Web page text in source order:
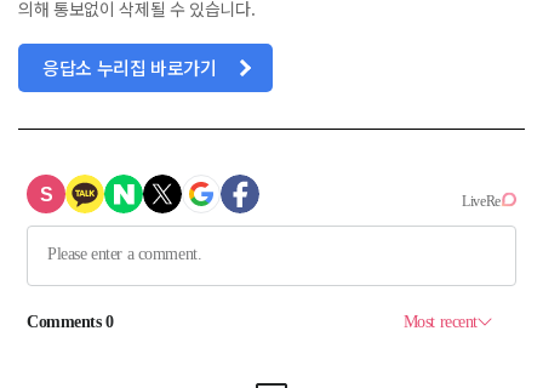
의해 통보없이 삭제될 수 있습니다.
응답소 누리집 바로가기